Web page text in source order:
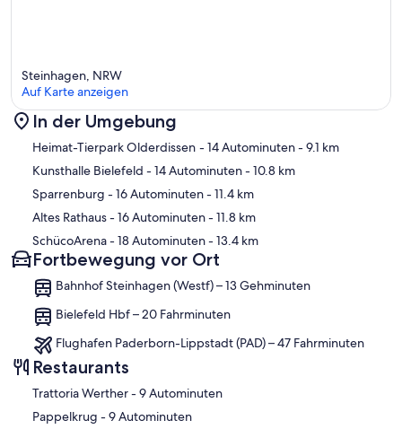
Karte
Steinhagen, NRW
Auf Karte anzeigen
In der Umgebung
Heimat-Tierpark Olderdissen - 14 Autominuten- 9.1 km
Kunsthalle Bielefeld - 14 Autominuten- 10.8 km
Sparrenburg - 16 Autominuten- 11.4 km
Altes Rathaus- 16 Autominuten- 11.8 km
SchücoArena- 18 Autominuten- 13.4 km
Fortbewegung vor Ort
Bahnhof Steinhagen (Westf) – 13 Gehminuten
Bielefeld Hbf – 20 Fahrminuten
Flughafen Paderborn-Lippstadt (PAD) – 47 Fahrminuten
Restaurants
‪Trattoria Werther - ‬9 Autominuten
‪Pappelkrug - ‬9 Autominuten